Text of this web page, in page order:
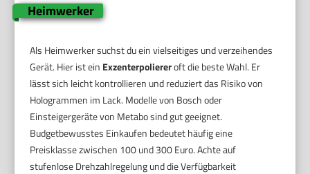
Heimwerker
Als Heimwerker suchst du ein vielseitiges und verzeihendes
Gerät. Hier ist ein Exzenterpoliereroft die beste Wahl. Er
lässt sich leicht kontrollieren und reduziert das Risiko von
Hologrammen im Lack. Modelle von Bosch oder
Einsteigergeräte von Metabo sind gut geeignet.
Budgetbewusstes Einkaufen bedeutet häufig eine
Preisklasse zwischen 100 und 300 Euro. Achte auf
stufenlose Drehzahlregelung und die Verfügbarkeit